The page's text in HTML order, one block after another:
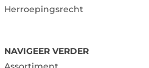
Herroepingsrecht
NAVIGEER VERDER